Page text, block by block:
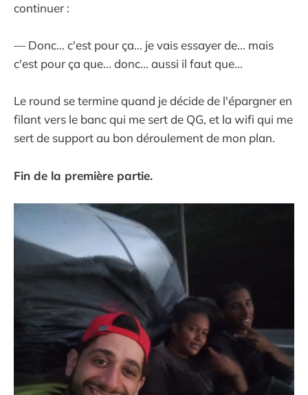
continuer :
— Donc... c'est pour ça... je vais essayer de... mais
c'est pour ça que... donc... aussi il faut que...
Le round se termine quand je décide de l'épargner en
filant vers le banc qui me sert de QG, et la wifi qui me
sert de support au bon déroulement de mon plan.
Fin de la première partie.